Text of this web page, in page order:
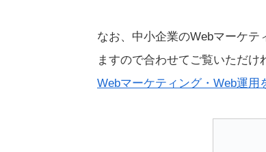
なお、中小企業のWebマーケ
ますので合わせてご覧いただけ
Webマーケティング・Web運